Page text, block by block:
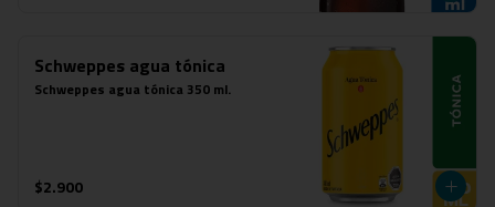
Schweppes agua tónica
Schweppes agua tónica 350 ml.
$2.900